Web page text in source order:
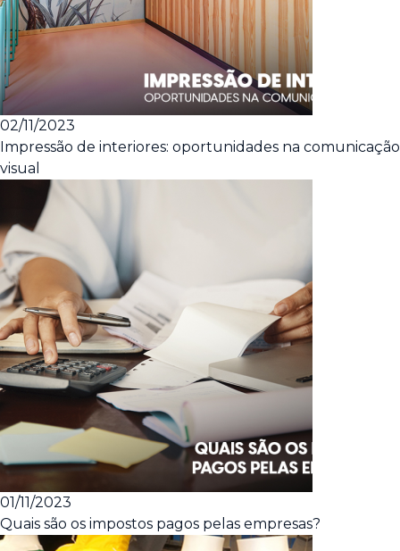
02/11/2023
Impressão de interiores: oportunidades na comunicação
visual
01/11/2023
Quais são os impostos pagos pelas empresas?